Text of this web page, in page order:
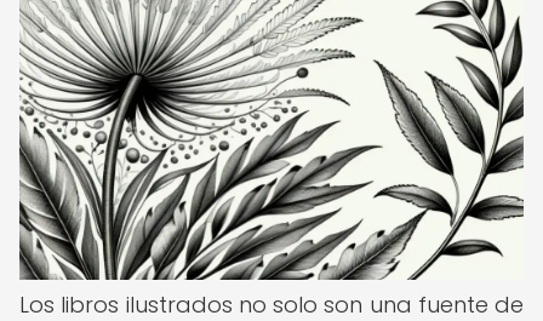
Los libros ilustrados no solo son una fuente de